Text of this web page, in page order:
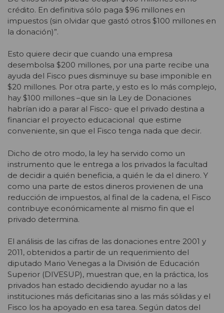
crédito. En definitiva sólo paga $96 millones en
impuestos (sin olvidar que gastó otros $100 millones en
la donación)”.
Esto quiere decir que cuando una empresa
desembolsa $200 millones, por una parte recibe una
ayuda del Fisco pues disminuye su base imponible en
$20 millones. Por otra parte, y esto es lo más complejo,
hay $100 millones –que sin la Ley de Donaciones
habrían ido a parar al Fisco- que el privado destina a
financiar el proyecto educacional que estime
conveniente, sin que el Fisco tenga nada que decir.
Dicho de otro modo, la ley ha servido como un
instrumento que le entrega a los privados la facultad
de decidir a quién beneficia, a quién le da el dinero. Y
como una parte de estos dineros provienen de una
reducción de impuestos, al final de la cadena, el Fisco
contribuye económicamente al mismo fin que el
privado determina.
El análisis de las cifras de las donaciones entre 2001 y
2011, obtenidos a partir de un requerimiento del
diputado Mario Venegas a la División de Educación
Superior (DIVESUP), muestran que, en la práctica, los
privados han estado decidiendo ayudar no a las
instituciones más deficitarias sino a las más sólidas y el
Fisco los ha apoyado en esa tarea. Según datos del